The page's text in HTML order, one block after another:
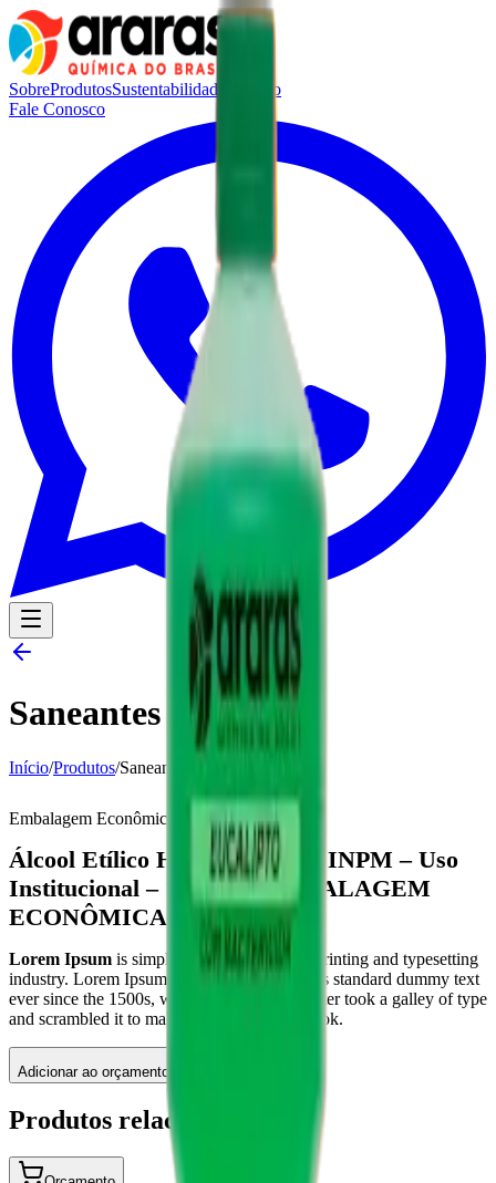
SobreProdutosSustentabilidade
Contato
Fale Conosco
Saneantes
Início/Produtos/Saneantes
Embalagem Econômica
Álcool Etílico Hidratado 92.8º INPM – Uso
Institucional – 1 Litro – EMBALAGEM
ECONÔMICA
Lorem Ipsum is simply dummy text of the printing and typesetting
industry. Lorem Ipsum has been the industry's standard dummy text
ever since the 1500s, when an unknown printer took a galley of type
and scrambled it to make a type specimen book.
Adicionar ao orçamento
Produtos relacionados